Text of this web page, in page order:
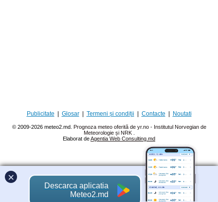
Publicitate Glosar| Termeni și condiții Contacte Noutati
© 2009-2026 meteo2.md. Prognoza meteo oferită de yr.no - Institutul Norvegian de
Meteorologie și NRK
Elaborat deAgentia Web Consulting.md
×
Descarca aplicatia
Meteo2.md